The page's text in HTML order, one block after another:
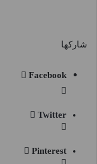
شاركها
Facebook
Twitter
Pinterest